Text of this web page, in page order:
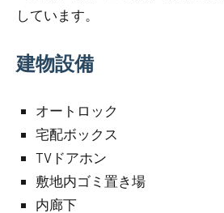
しています。
建物設備
オートロック
宅配ボックス
TVドアホン
敷地内ゴミ置き場
内廊下